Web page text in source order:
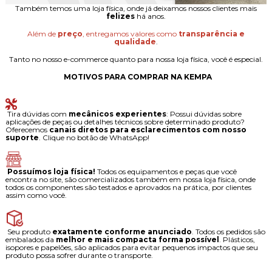
Também temos uma loja física, onde já deixamos nossos clientes mais
felizeshá anos.
Além de preço, entregamos valores como transparência e
qualidade.
Tanto no nosso e-commerce quanto para nossa loja física, você é especial.
MOTIVOS PARA COMPRAR NA KEMPA
Tira dúvidas com mecânicos experientes: Possui dúvidas sobre
aplicações de peças ou detalhes técnicos sobre determinado produto?
Oferecemos canais diretos para esclarecimentos com nosso
suporte. Clique no botão de WhatsApp!
Possuímos loja física! Todos os equipamentos e peças que você
encontra no site, são comercializados também em nossa loja física, onde
todos os componentes são testados e aprovados na prática, por clientes
assim como você.
Seu produto exatamente conforme anunciado. Todos os pedidos são
embalados da melhor e mais compacta forma possível . Plásticos,
isopores e papelões, são aplicados para evitar pequenos impactos que seu
produto possa sofrer durante o transporte.